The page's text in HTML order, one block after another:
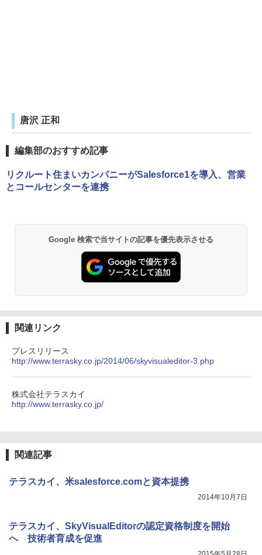
唐沢 正和
編集部のおすすめ記事
リクルート住まいカンパニーがSalesforce1を導入、営業
とコールセンターを連携
Google 検索で当サイトの記事を優先表示させる
関連リンク
プレスリリース
http://www.terrasky.co.jp/2014/06/skyvisualeditor-3.php
株式会社テラスカイ
http://www.terrasky.co.jp/
関連記事
テラスカイ、米salesforce.comと資本提携
2014年10月7日
テラスカイ、SkyVisualEditorの認定資格制度を開始
へ 技術者育成を促進